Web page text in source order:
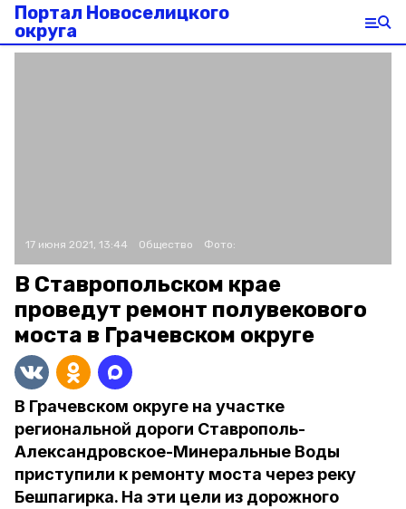
Портал Новоселицкого
округа
17 июня 2021, 13:44 Общество Фото:
В Ставропольском крае
проведут ремонт полувекового
моста в Грачевском округе
В Грачевском округе на участке
региональной дороги Ставрополь-
Александровское-Минеральные Воды
приступили к ремонту моста через реку
Бешпагирка. На эти цели из дорожного